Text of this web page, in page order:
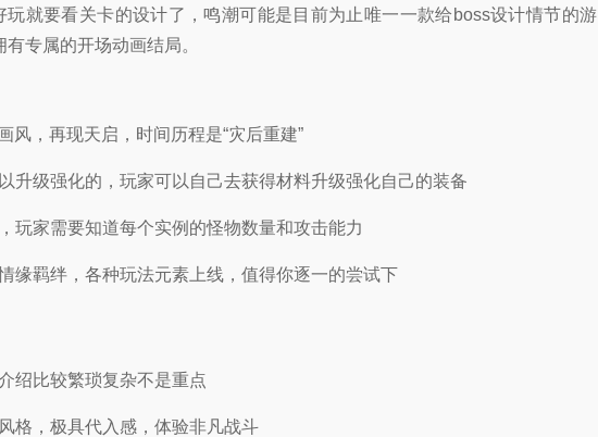
玩就要看关卡的设计了，鸣潮可能是目前为止唯一一款给boss设计情节的游
专属的开场动画结局。
风，再现天启，时间历程是“灾后重建”
升级强化的，玩家可以自己去获得材料升级强化自己的装备
玩家需要知道每个实例的怪物数量和攻击能力
缘羁绊，各种玩法元素上线，值得你逐一的尝试下
绍比较繁琐复杂不是重点
格，极具代入感，体验非凡战斗